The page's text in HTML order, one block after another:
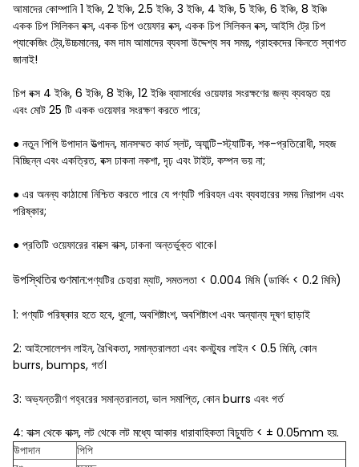
আমাদের কোম্পানি 1 ইঞ্চি, 2 ইঞ্চি, 2.5 ইঞ্চি, 3 ইঞ্চি, 4 ইঞ্চি, 5 ইঞ্চি, 6 ইঞ্চি, 8 ইঞ্চি
একক চিপ সিলিকন বক্স, একক চিপ ওয়েফার বক্স, একক চিপ সিলিকন বক্স, আইসি ট্রে চিপ
প্যাকেজিং ট্রে,উচ্চমানের, কম দাম আমাদের ব্যবসা উদ্দেশ্য সব সময়, গ্রাহকদের কিনতে স্বাগত
জানাই!
চিপ বক্স 4 ইঞ্চি, 6 ইঞ্চি, 8 ইঞ্চি, 12 ইঞ্চি ব্যাসার্ধের ওয়েফার সংরক্ষণের জন্য ব্যবহৃত হয়
এবং মোট 25 টি একক ওয়েফার সংরক্ষণ করতে পারে;
● নতুন পিপি উপাদান উত্পাদন, মানসম্মত কার্ড স্লট, অ্যান্টি-স্ট্যাটিক, শক-প্রতিরোধী, সহজ
বিচ্ছিন্ন এবং একত্রিত, বক্স ঢাকনা নকশা, দৃঢ় এবং টাইট, কম্পন ভয় না;
● এর অনন্য কাঠামো নিশ্চিত করতে পারে যে পণ্যটি পরিবহন এবং ব্যবহারের সময় নিরাপদ এবং
পরিষ্কার;
● প্রতিটি ওয়েফারের বাক্সে বাক্স, ঢাকনা অন্তর্ভুক্ত থাকে।
উপস্থিতির গুণমান:পণ্যটির চেহারা ম্যাট, সমতলতা < 0.004 মিমি (ডার্কিং < 0.2 মিমি)
1: পণ্যটি পরিষ্কার হতে হবে, ধুলো, অবশিষ্টাংশ, অবশিষ্টাংশ এবং অন্যান্য দূষণ ছাড়াই
2: আইসোলেশন লাইন, রৈখিকতা, সমান্তরালতা এবং কনট্যুর লাইন < 0.5 মিমি, কোন
burrs, bumps, গর্ত।
3: অভ্যন্তরীণ গহ্বরের সমান্তরালতা, ভাল সমাপ্তি, কোন burrs এবং গর্ত
4: বাক্স থেকে বাক্স, লট থেকে লট মধ্যে আকার ধারাবাহিকতা বিচ্যুতি < ± 0.05mm হয়.
উপাদান
পিপি